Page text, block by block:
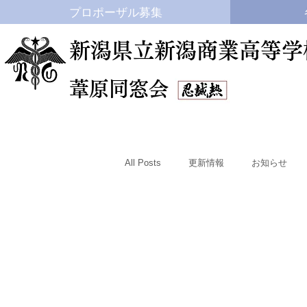
プロポーザル募集
新潟県立新潟商業高等学
​葦原同窓会
All Posts 更新情報 お知らせ